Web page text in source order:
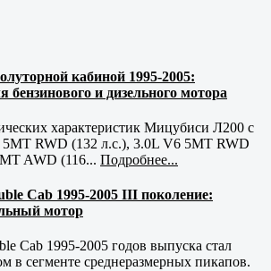
кабиной 1995-2005:
бензинового и дизельного мотора
характеристик Мицубиси Л200 с
RWD (132 л.с.), 3.0L V6 5MT RWD
AWD (116... Подробнее...
Cab 1995-2005 III поколение:
мотор
Cab 1995-2005 годов выпуска стал
в сегменте среднеразмерных пикапов.